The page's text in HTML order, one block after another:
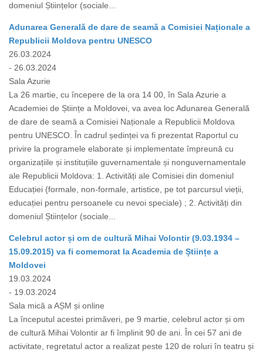
domeniul Științelor (sociale...
Adunarea Generală de dare de seamă a Comisiei Naționale a
Republicii Moldova pentru UNESCO
26.03.2024
- 26.03.2024
Sala Azurie
La 26 martie, cu începere de la ora 14 00, în Sala Azurie a
Academiei de Științe a Moldovei, va avea loc Adunarea Generală
de dare de seamă a Comisiei Naționale a Republicii Moldova
pentru UNESCO. În cadrul ședinței va fi prezentat Raportul cu
privire la programele elaborate și implementate împreună cu
organizațiile și instituțiile guvernamentale și nonguvernamentale
ale Republicii Moldova: 1. Activități ale Comisiei din domeniul
Educației (formale, non-formale, artistice, pe tot parcursul vieții,
educației pentru persoanele cu nevoi speciale) ; 2. Activități din
domeniul Științelor (sociale...
Celebrul actor și om de cultură Mihai Volontir (9.03.1934 –
15.09.2015) va fi comemorat la Academia de Științe a
Moldovei
19.03.2024
- 19.03.2024
Sala mică a AȘM și online
La începutul acestei primăveri, pe 9 martie, celebrul actor și om
de cultură Mihai Volontir ar fi împlinit 90 de ani. În cei 57 ani de
activitate, regretatul actor a realizat peste 120 de roluri în teatru și